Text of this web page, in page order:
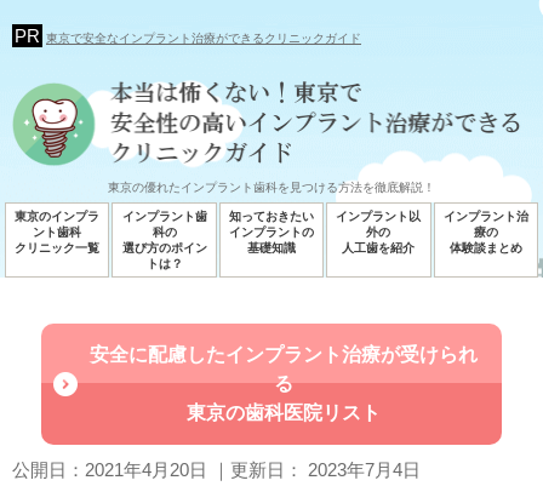
東京で安全なインプラント治療ができるクリニックガイド
東京の優れたインプラント歯科を見つける方法を徹底解説！
東京のインプラ
ント歯科
クリニック一覧
インプラント歯
科の
選び方のポイン
トは？
知っておきたい
インプラントの
基礎知識
インプラント以
外の
人工歯を紹介
インプラント治
療の
体験談まとめ
安全に配慮したインプラント治療が受けられ
る
東京の歯科医院リスト
公開日： 2021年4月20日 ｜更新日： 2023年7月4日